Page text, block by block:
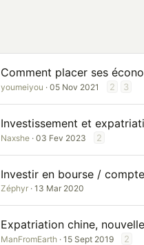
Comment placer ses
youmeiyou 05 Nov 2021 2 3
Investissement et
Naxshe 03 Fev 2023 2
Investir en bourse /
Zéphyr 13 Mar 2020
Expatriation chine,
ManFromEarth 15 Sept 2019 2